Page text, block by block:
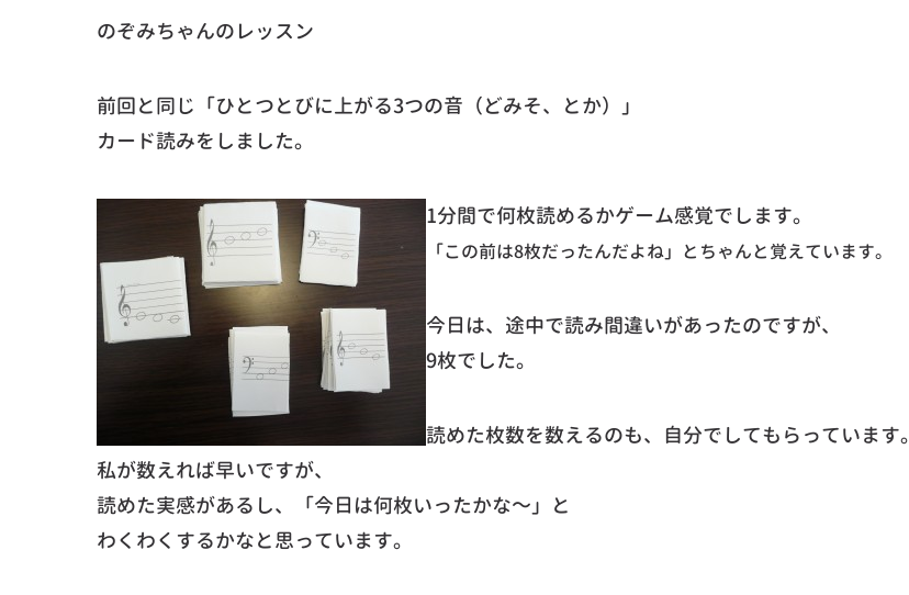
のぞみちゃんのレッスン
前回と同じ「ひとつとびに上がる3つの音（どみそ、とか）」
カード読みをしました。
1分間で何枚読めるかゲーム感覚でします。
「この前は8枚だったんだよね」とちゃんと覚えています。
今日は、途中で読み間違いがあったのですが、
9枚でした。
読めた枚数を数えるのも、自分でしてもらっています。
私が数えれば早いですが、
読めた実感があるし、「今日は何枚いったかな～」と
わくわくするかなと思っています。